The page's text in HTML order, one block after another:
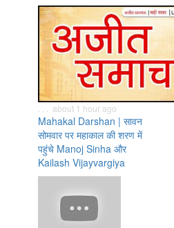
. . . about 1 hour ago
Mahakal Darshan | सावन
सोमवार पर महाकाल की शरण में
पहुंचे Manoj Sinha और
Kailash Vijayvargiya